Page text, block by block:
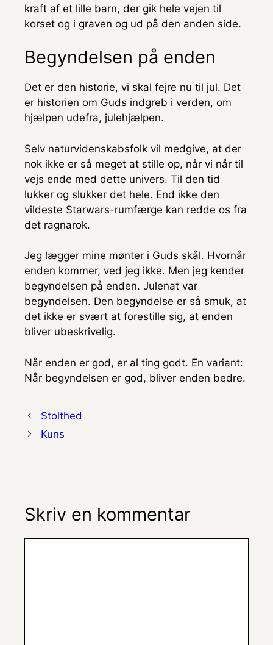
kraft af et lille barn, der gik hele vejen til
korset og i graven og ud på den anden side.
Begyndelsen på enden
Det er den historie, vi skal fejre nu til jul. Det
er historien om Guds indgreb i verden, om
hjælpen udefra, julehjælpen.
Selv naturvidenskabsfolk vil medgive, at der
nok ikke er så meget at stille op, når vi når til
vejs ende med dette univers. Til den tid
lukker og slukker det hele. End ikke den
vildeste Starwars-rumfærge kan redde os fra
det ragnarok.
Jeg lægger mine mønter i Guds skål. Hvornår
enden kommer, ved jeg ikke. Men jeg kender
begyndelsen på enden. Julenat var
begyndelsen. Den begyndelse er så smuk, at
det ikke er svært at forestille sig, at enden
bliver ubeskrivelig.
Når enden er god, er al ting godt. En variant:
Når begyndelsen er god, bliver enden bedre.
Stolthed
Kuns
Skriv en kommentar